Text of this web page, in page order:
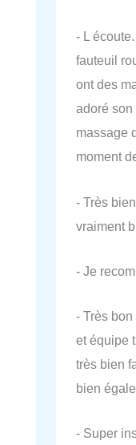
- L
fauteuil
ont des
adoré
massage
moment
- Très
vraiment
- Je
- Très
et équipe
très bien
bien
- Super